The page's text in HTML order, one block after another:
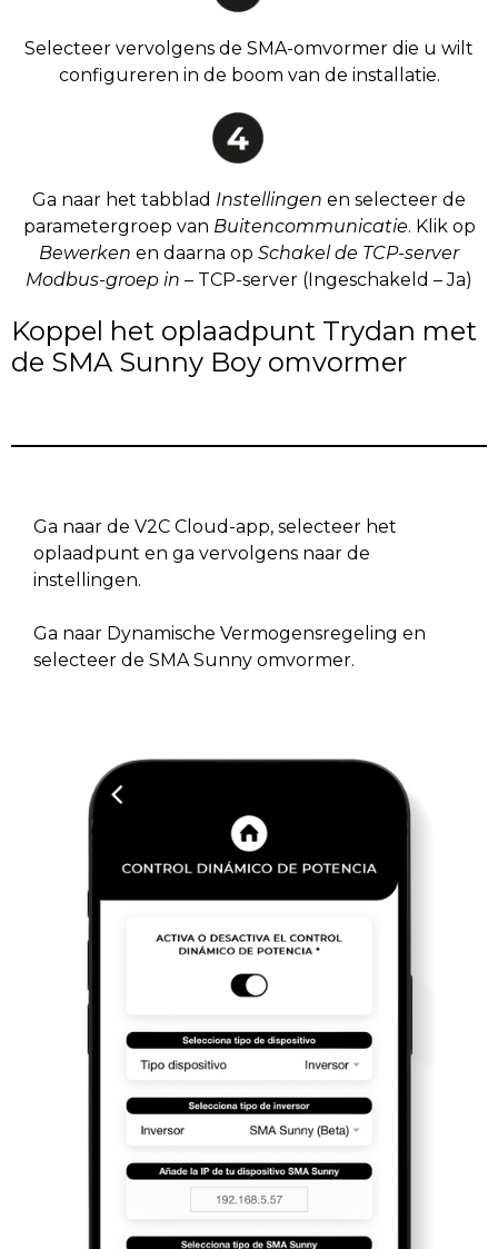
Selecteer vervolgens de SMA-omvormer die u wilt
configureren in de boom van de installatie.
Ga naar het tabblad Instellingen en selecteer de
parametergroep van Buitencommunicatie. Klik op
Bewerken en daarna op Schakel de TCP-server
Modbus-groep in – TCP-server (Ingeschakeld – Ja)
Koppel het oplaadpunt Trydan met
de SMA Sunny Boy omvormer
Ga naar de V2C Cloud-app, selecteer het
oplaadpunt en ga vervolgens naar de
instellingen.
Ga naar Dynamische Vermogensregeling en
selecteer de SMA Sunny omvormer.